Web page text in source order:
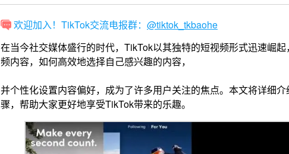
欢迎加入！TikTok交流电报群： @tiktok_tkbaohe
在当今社交媒体盛行的时代，TikTok以其独特的短视频形式迅速崛
频内容，如何高效地选择自己感兴趣的内容，
并个性化设置内容偏好，成为了许多用户关注的焦点。本文将详细
骤，帮助大家更好地享受TikTok带来的乐趣。